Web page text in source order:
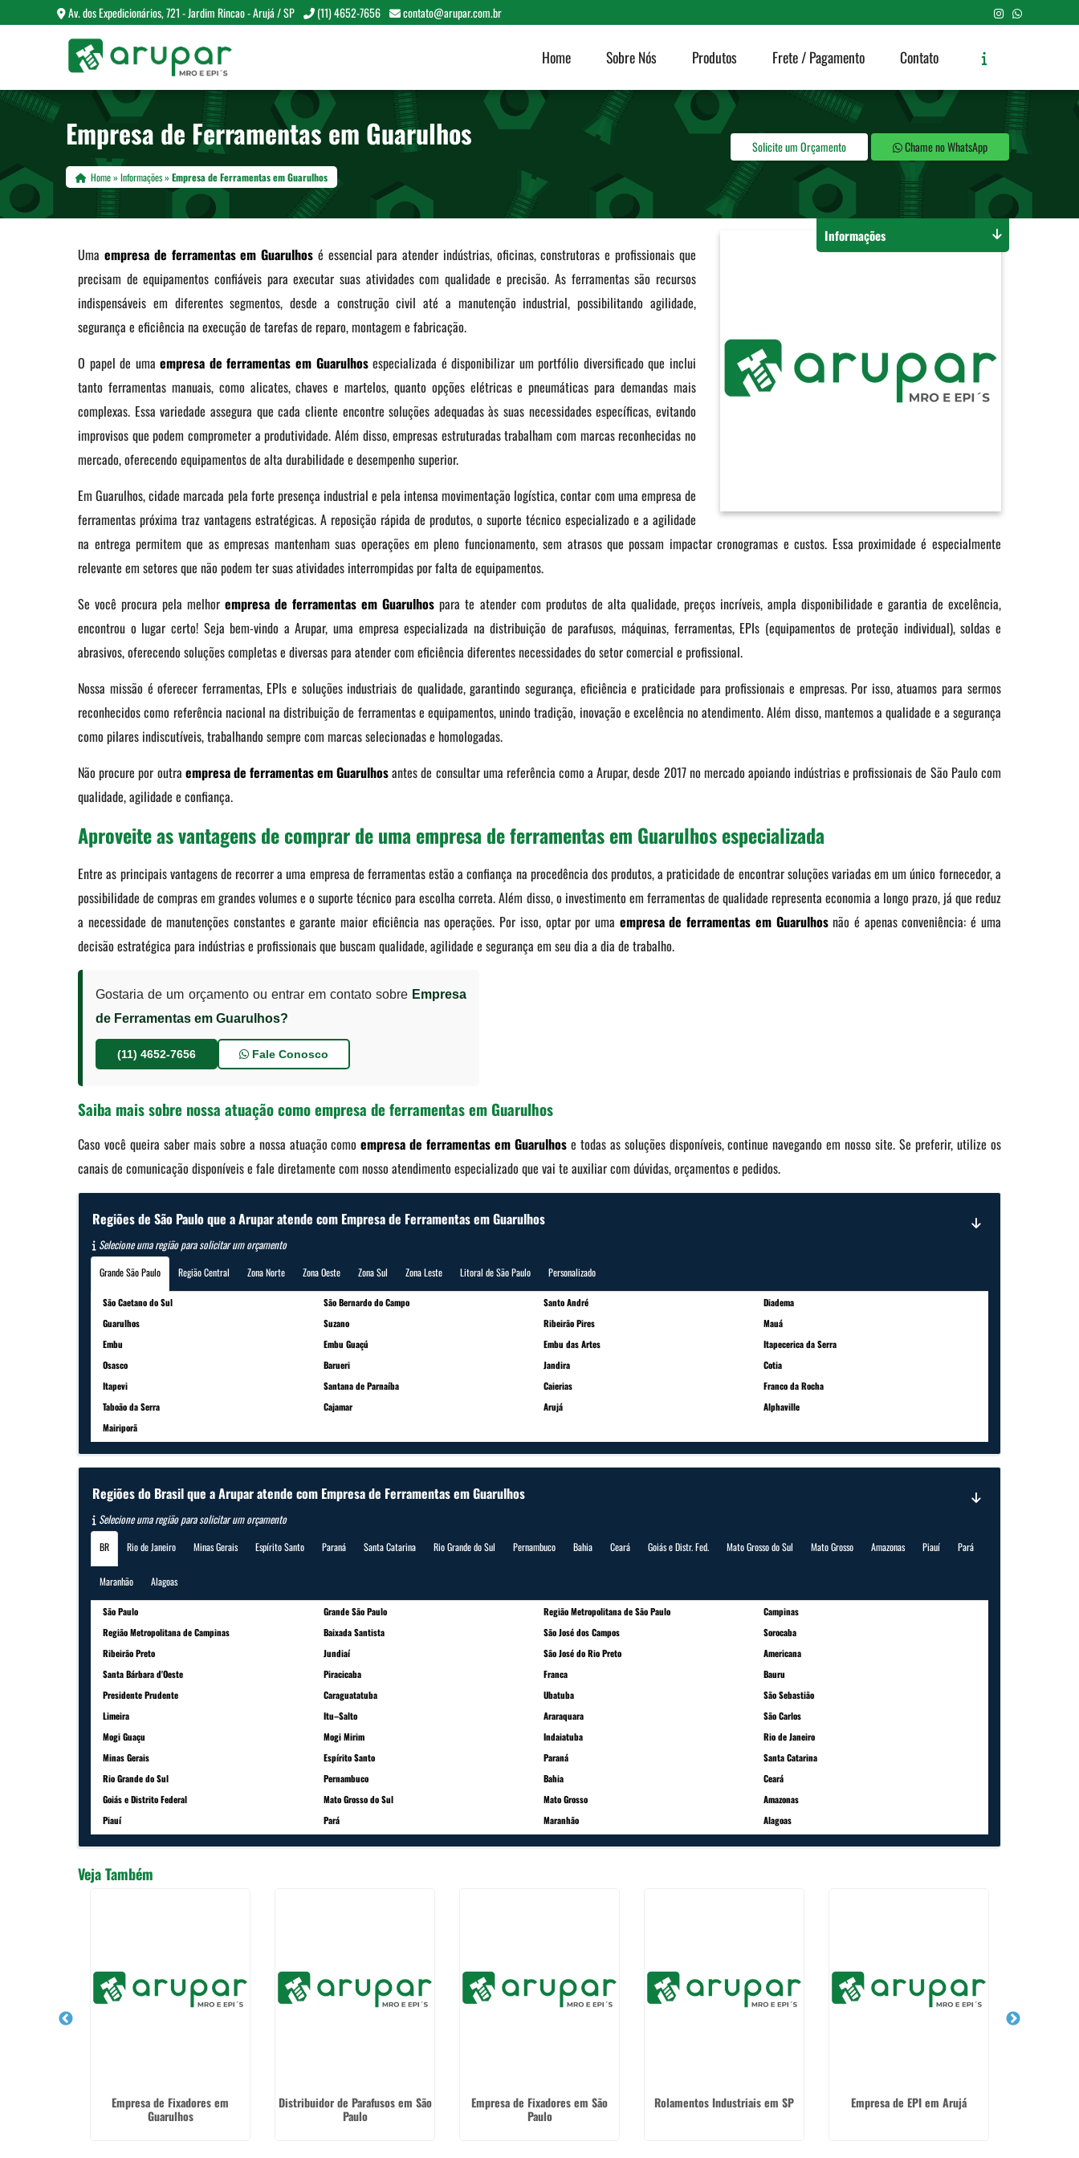
Av. dos Expedicionários, 721 - Jardim Rincao - Arujá / SP (11) 4652-7656 contato@arupar.com.br
Home Sobre Nós Produtos Frete / Pagamento Contato
Empresa de Ferramentas em Guarulhos
Home»Informações»Empresa de Ferramentas em Guarulhos
Solicite um Orçamento Chame no WhatsApp
Uma empresa de ferramentas em Guarulhos é essencial para atender indústrias, oficinas, construtoras e profissionais que
precisam de equipamentos confiáveis para executar suas atividades com qualidade e precisão. As ferramentas são recursos
indispensáveis em diferentes segmentos, desde a construção civil até a manutenção industrial, possibilitando agilidade,
segurança e eficiência na execução de tarefas de reparo, montagem e fabricação.
O papel de umaempresa de ferramentas em Guarulhosespecializada é disponibilizar um portfólio diversificado que inclui
tanto ferramentas manuais, como alicates, chaves e martelos, quanto opções elétricas e pneumáticas para demandas mais
complexas. Essa variedade assegura que cada cliente encontre soluções adequadas às suas necessidades específicas, evitando
improvisos que podem comprometer a produtividade. Além disso, empresas estruturadas trabalham com marcas reconhecidas no
mercado, oferecendo equipamentos de alta durabilidade e desempenho superior.
Em Guarulhos, cidade marcada pela forte presença industrial e pela intensa movimentação logística, contar com uma empresa de
ferramentas próxima traz vantagens estratégicas. A reposição rápida de produtos, o suporte técnico especializado e a agilidade
na entrega permitem que as empresas mantenham suas operações em pleno funcionamento, sem atrasos que possam impactar cronogramas e custos. Essa proximidade é especialmente
relevante em setores que não podem ter suas atividades interrompidas por falta de equipamentos.
Se você procura pela melhorempresa de ferramentas em Guarulhos para te atender com produtos de alta qualidade, preços incríveis, ampla disponibilidade e garantia de excelência,
encontrou o lugar certo! Seja bem-vindo a Arupar, uma empresa especializada na distribuição de parafusos, máquinas, ferramentas, EPIs (equipamentos de proteção individual), soldas e
abrasivos, oferecendo soluções completas e diversas para atender com eficiência diferentes necessidades do setor comercial e profissional.
Nossa missão é oferecer ferramentas, EPIs e soluções industriais de qualidade, garantindo segurança, eficiência e praticidade para profissionais e empresas. Por isso, atuamos para sermos
reconhecidos como referência nacional na distribuição de ferramentas e equipamentos, unindo tradição, inovação e excelência no atendimento. Além disso, mantemos a qualidade e a segurança
como pilares indiscutíveis, trabalhando sempre com marcas selecionadas e homologadas.
Não procure por outra empresa de ferramentas em Guarulhosantes de consultar uma referência como a Arupar, desde 2017 no mercado apoiando indústrias e profissionais de São Paulo com
qualidade, agilidade e confiança.
Aproveite as vantagens de comprar de uma empresa de ferramentas em Guarulhos especializada
Entre as principais vantagens de recorrer a uma empresa de ferramentas estão a confiança na procedência dos produtos, a praticidade de encontrar soluções variadas em um único fornecedor, a
possibilidade de compras em grandes volumes e o suporte técnico para escolha correta. Além disso, o investimento em ferramentas de qualidade representa economia a longo prazo, já que reduz
a necessidade de manutenções constantes e garante maior eficiência nas operações. Por isso, optar por uma empresa de ferramentas em Guarulhosnão é apenas conveniência: é uma
decisão estratégica para indústrias e profissionais que buscam qualidade, agilidade e segurança em seu dia a dia de trabalho.
Gostaria de um orçamento ou entrar em contato sobre Empresa
de Ferramentas em Guarulhos?
(11) 4652-7656 Fale Conosco
Saiba mais sobre nossa atuação como empresa de ferramentas em Guarulhos
Caso você queira saber mais sobre a nossa atuação comoempresa de ferramentas em Guarulhos e todas as soluções disponíveis, continue navegando em nosso site. Se preferir, utilize os
canais de comunicação disponíveis e fale diretamente com nosso atendimento especializado que vai te auxiliar com dúvidas, orçamentos e pedidos.
Regiões de São Paulo que a Arupar atende com Empresa de Ferramentas em Guarulhos
Selecione uma região para solicitar um orçamento
Grande São Paulo Região Central Zona Norte Zona Oeste Zona Sul Zona Leste Litoral de São Paulo Personalizado
São Caetano do Sul São Bernardo do Campo Santo André
Diadema
Guarulhos
Suzano Ribeirão Pires
Mauá
Embu
Embu Guaçú Embu das Artes
Itapecerica da Serra
Osasco
Barueri Jandira
Cotia
Itapevi
Santana de Parnaíba Caierias
Franco da Rocha
Taboão da Serra
Cajamar Arujá
Alphaville
Mairiporã
Regiões do Brasil que a Arupar atende com Empresa de Ferramentas em Guarulhos
Selecione uma região para solicitar um orçamento
BR Rio de Janeiro Minas Gerais Espírito Santo Paraná Santa Catarina Rio Grande do Sul Pernambuco Bahia Ceará Goiás e Distr. Fed. Mato Grosso do Sul Mato Grosso Amazonas Piauí Pará
Maranhão Alagoas
São Paulo Grande São Paulo Região Metropolitana de São Paulo
Campinas
Região Metropolitana de Campinas
Baixada Santista São José dos Campos
Sorocaba
Ribeirão Preto
Jundiaí São José do Rio Preto
Americana
Santa Bárbara d'Oeste
Piracicaba Franca
Bauru
Presidente Prudente
Caraguatatuba Ubatuba
São Sebastião
Limeira
Itu–Salto Araraquara
São Carlos
Mogi Guaçu
Mogi Mirim Indaiatuba
Rio de Janeiro
Minas Gerais
Espírito Santo Paraná
Santa Catarina
Rio Grande do Sul
Pernambuco Bahia
Ceará
Goiás e Distrito Federal
Mato Grosso do Sul Mato Grosso
Amazonas
Piauí
Pará Maranhão Alagoas
Veja Também
Empresa de Fixadores em
Guarulhos
Distribuidor de Parafusos em São
Paulo
Empresa de Fixadores em São
Paulo
Rolamentos Industriais em SP Empresa de EPI em Arujá
Informações